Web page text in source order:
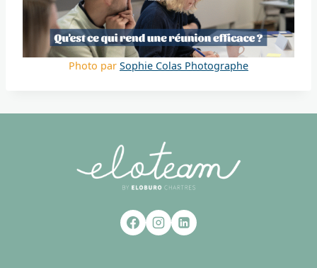
Photo par Sophie Colas Photographe